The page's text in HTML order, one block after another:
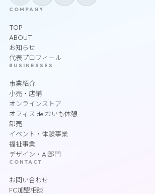
COMPANY
TOP
ABOUT
お知らせ
代表プロフィール
BUSINESSES
事業紹介
小売・店舗
オンラインストア
オフィス de おいも休憩
卸売
イベント・体験事業
福祉事業
デザイン・AI部門
CONTACT
お問い合わせ
FC加盟相談